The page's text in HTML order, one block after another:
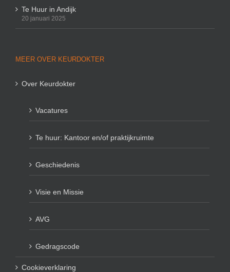
Te Huur in Andijk
20 januari 2025
MEER OVER KEURDOKTER
Over Keurdokter
Vacatures
Te huur: Kantoor en/of praktijkruimte
Geschiedenis
Visie en Missie
AVG
Gedragscode
Cookieverklaring